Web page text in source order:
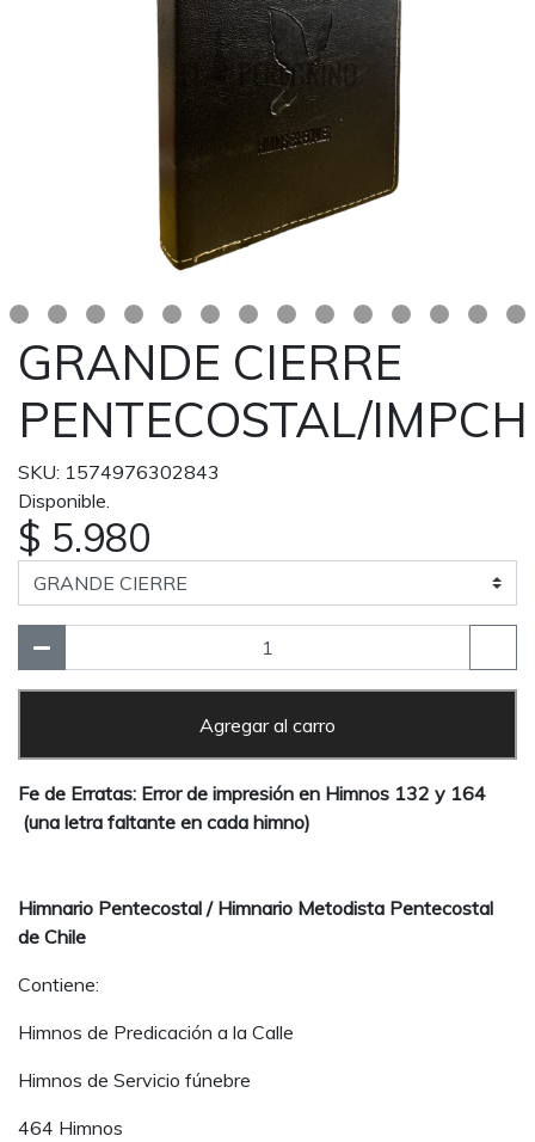
GRANDE CIERRE
PENTECOSTAL/IMPCH
SKU: 1574976302843
Disponible.
$ 5.980
Agregar al carro
Fe de Erratas: Error de impresión en Himnos 132 y 164
(una letra faltante en cada himno)
Himnario Pentecostal / Himnario Metodista Pentecostal
de Chile
Contiene:
Himnos de Predicación a la Calle
Himnos de Servicio fúnebre
464 Himnos